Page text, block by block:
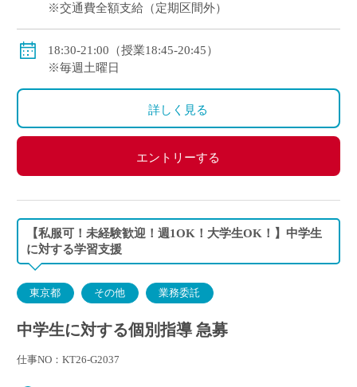
※交通費全額支給（定期区間外）
18:30-21:00（授業18:45-20:45）
※毎週土曜日
詳しく見る
エントリーする
【私服可！未経験歓迎！週1OK！大学生OK！】中学生
に対する学習支援
東京都 その他 業務委託
中学生に対する個別指導 急募
仕事NO：KT26-G2037